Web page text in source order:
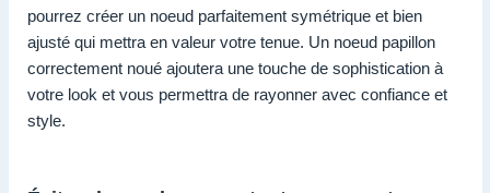
pourrez créer un noeud parfaitement symétrique et bien
ajusté qui mettra en valeur votre tenue. Un noeud papillon
correctement noué ajoutera une touche de sophistication à
votre look et vous permettra de rayonner avec confiance et
style.